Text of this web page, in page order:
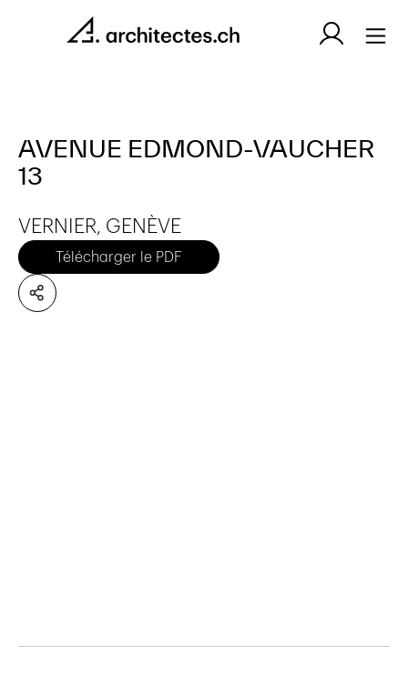
AVENUE EDMOND-VAUCHER
13
VERNIER, GENÈVE
Télécharger le PDF